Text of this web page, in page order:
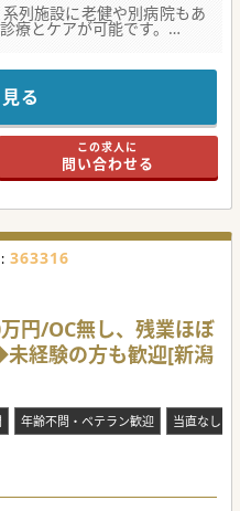
列施設に老健や別病院もあ
療とケアが可能です。
ー通りのお休みが確保され
無理なく継続できる環境で
から離れて残業も殆ど発生
心身共にゆとりある職場と
直免除の相談も可能であ
医師を支える制度と風土が
頂き、1コマあたり20名～
導入により個々の負担は軽
は障害者病棟と療養病棟を
患者を継続的に担当いただ
可能です。
医療の中でリハビリ処方や
りに最適な療養計画の策定
く患者様の人生の最終章に
ケアを実践できることに大
支える経験は医師としての
る
この求人に
問い合わせる
363316
円/OC無し、残業ほぼ
経験の方も歓迎[新潟
年齢不問・ベテラン歓迎 当直なし